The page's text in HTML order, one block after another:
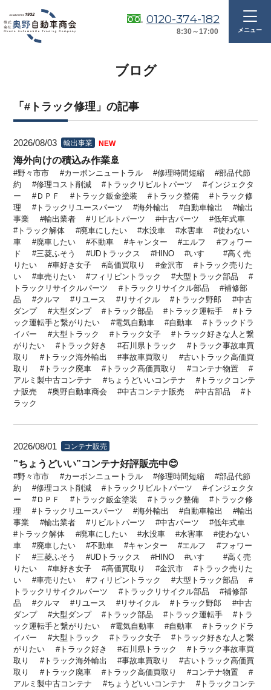
0120-374-182
8:30～17:00
ブログ
「#トラック修理」の記事
2026/08/03 輸出事業 NEW
海外向けの積込み作業🚢
野々市市 カーボンニュートラル 修理時間短縮
部品代節
約
修理コスト削減 トラックリビルトパーツ
インジェクタ
ー
ＤＰＦ トラック鈑金塗装 トラック整備
トラック修
理
トラックリユースパーツ 海外輸出 自動車輸出
輸出
事業
輸出業者 リビルトパーツ 中古パーツ
低年式車
トラック解体
廃車にしたい 水没車 水害車
使わない
車
廃車したい 不動車 キャンター エルフ
フォワー
ド
三菱ふそう UDトラックス HINO いすゞ
高く売
りたい
車好き女子 高価買取り 金沢市
トラック売りた
い
車売りたい フィリピントラック
大型トラック部品
トラックリサイクルパーツ
トラックリサイクル部品
補修部
品
クルマ リユース リサイクル トラック野郎
中古
ダンプ
大型ダンプ トラック部品 トラック運転手
トラ
ック運転手と繋がりたい
電気自動車 自動車
トラックドラ
イバー
大型トラック トラック女子
トラック好きな人と繋
がりたい
トラック好き 石川県トラック
トラック事故車買
取り
トラック海外輸出 事故車買取り
古いトラック高価買
取り
トラック廃車 トラック高価買取り
コンテナ物置
アルミ製中古コンテナ
ちょうどいいコンテナ
トラックコンテ
ナ販売
奥野自動車商会 中古コンテナ販売 中古部品
ト
ラック
2026/08/01 コンテナ販売
”ちょうどいい”コンテナ好評販売中😊
野々市市 カーボンニュートラル 修理時間短縮
部品代節
約
修理コスト削減 トラックリビルトパーツ
インジェクタ
ー
ＤＰＦ トラック鈑金塗装 トラック整備
トラック修
理
トラックリユースパーツ 海外輸出 自動車輸出
輸出
事業
輸出業者 リビルトパーツ 中古パーツ
低年式車
トラック解体
廃車にしたい 水没車 水害車
使わない
車
廃車したい 不動車 キャンター エルフ
フォワー
ド
三菱ふそう UDトラックス HINO いすゞ
高く売
りたい
車好き女子 高価買取り 金沢市
トラック売りた
い
車売りたい フィリピントラック
大型トラック部品
トラックリサイクルパーツ
トラックリサイクル部品
補修部
品
クルマ リユース リサイクル トラック野郎
中古
ダンプ
大型ダンプ トラック部品 トラック運転手
トラ
ック運転手と繋がりたい
電気自動車 自動車
トラックドラ
イバー
大型トラック トラック女子
トラック好きな人と繋
がりたい
トラック好き 石川県トラック
トラック事故車買
取り
トラック海外輸出 事故車買取り
古いトラック高価買
取り
トラック廃車 トラック高価買取り
コンテナ物置
アルミ製中古コンテナ
ちょうどいいコンテナ
トラックコンテ